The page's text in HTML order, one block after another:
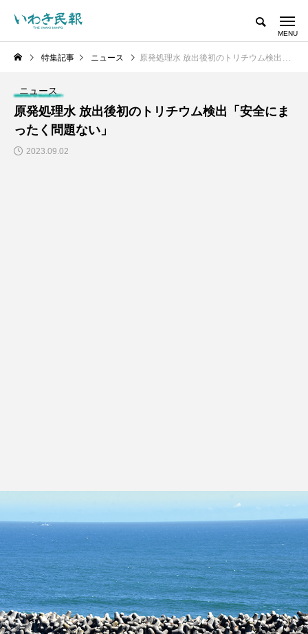
特集記事 ニュース 原発処理水 放出後初のトリチウム検出「安全にまったく問題ない」
ニュース
原発処理水 放出後初のトリチウム検出「安全にま
ったく問題ない」
2023.09.02